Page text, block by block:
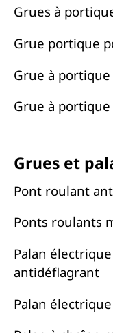
Grues à
Grue portique
Grue à
Grue à
Grues et
Pont roulant
Ponts roulants
Palan
antidéflagrant
Palan